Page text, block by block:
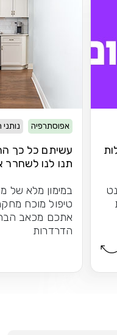
אפוסתרפיה
עשיתם כל כך
תנו לנו
במימון מלא של
טיפול מוכח
אתכם מכאב
הדרדרות